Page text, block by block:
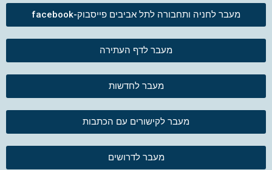
מעבר לחניה ותחבורה לתל אביבים פייסבוק-facebook
מעבר לדף העתירה
מעבר לחדשות
מעבר לקישורים עם הכתבות
מעבר לדרושים